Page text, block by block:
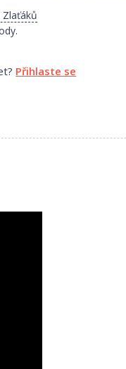
Zlaťáků
Přihlaste se